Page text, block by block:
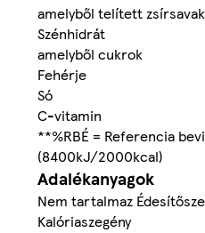
amelyből telített zsírsavak
Szénhidrát
amelyből cukrok
Fehérje
Só
C-vitamin
**%RBÉ = Referencia
(8400kJ/2000kcal)
Adalékanyagok
Nem tartalmaz
Kalóriaszegény